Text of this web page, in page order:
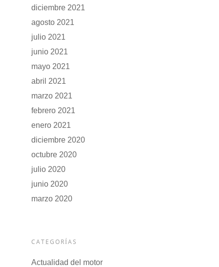
diciembre 2021
agosto 2021
julio 2021
junio 2021
mayo 2021
abril 2021
marzo 2021
febrero 2021
enero 2021
diciembre 2020
octubre 2020
julio 2020
junio 2020
marzo 2020
CATEGORÍAS
Actualidad del motor